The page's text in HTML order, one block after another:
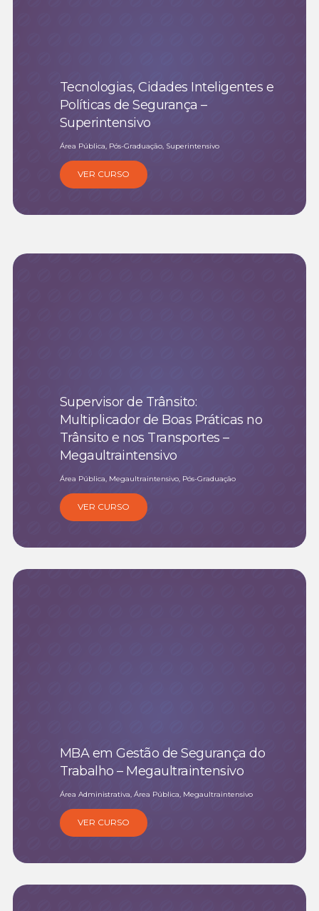
Tecnologias, Cidades Inteligentes e
Políticas de Segurança –
Superintensivo
Área Pública, Pós-Graduação, Superintensivo
VER CURSO
Supervisor de Trânsito:
Multiplicador de Boas Práticas no
Trânsito e nos Transportes –
Megaultraintensivo
Área Pública, Megaultraintensivo, Pós-Graduação
VER CURSO
MBA em Gestão de Segurança do
Trabalho – Megaultraintensivo
Área Administrativa, Área Pública, Megaultraintensivo
VER CURSO